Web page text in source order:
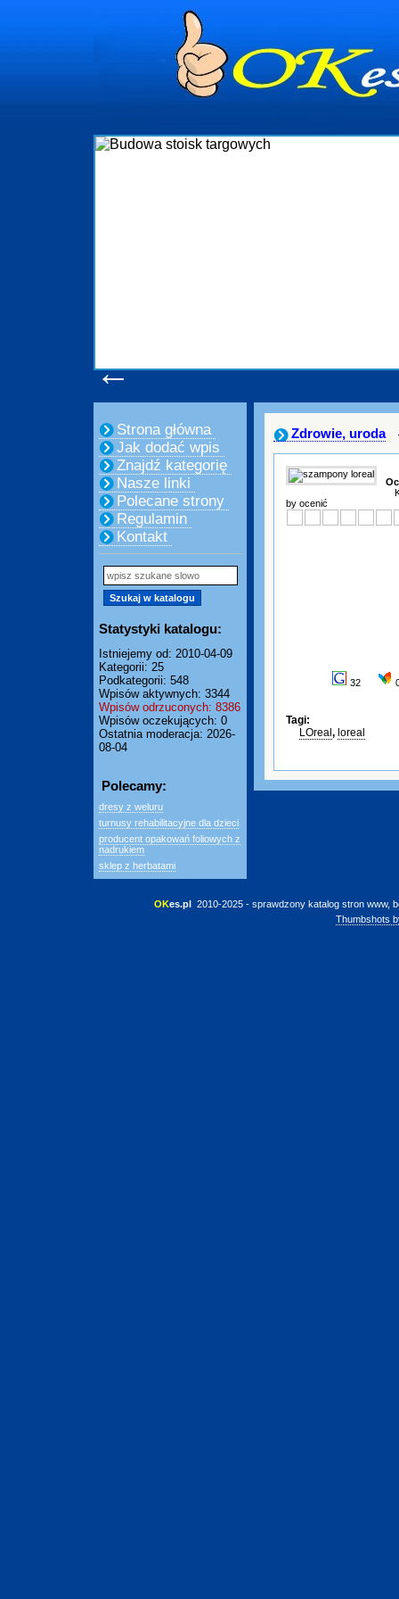
←
Strona główna
Jak dodać wpis
Znajdź kategorię
Nasze linki
Polecane strony
Regulamin
Kontakt
Statystyki katalogu:
Istniejemy od: 2010-04-09
Kategorii: 25
Podkategorii: 548
Wpisów aktywnych: 3344
Wpisów odrzuconych: 8386
Wpisów oczekujących: 0
Ostatnia moderacja: 2026-
08-04
Polecamy:
dresy z weluru
turnusy rehabilitacyjne dla dzieci
producent opakowań foliowych z
nadrukiem
sklep z herbatami
Zdrowie, uroda
by ocenić
32
Tagi:
LOreal , loreal
OKes.pl 2010-2025 - sprawdzony katalog stron www,
Thumbshots